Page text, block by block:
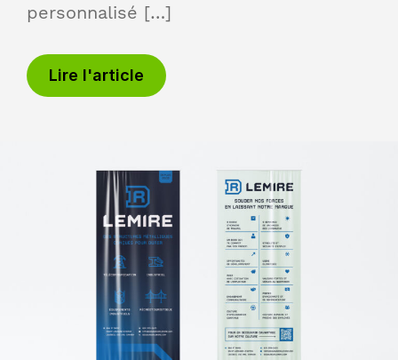
personnalisé […]
Lire l'article